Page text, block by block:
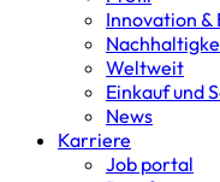
Innovation &
Weltweit
Einkauf und
News
Karriere
Job portal